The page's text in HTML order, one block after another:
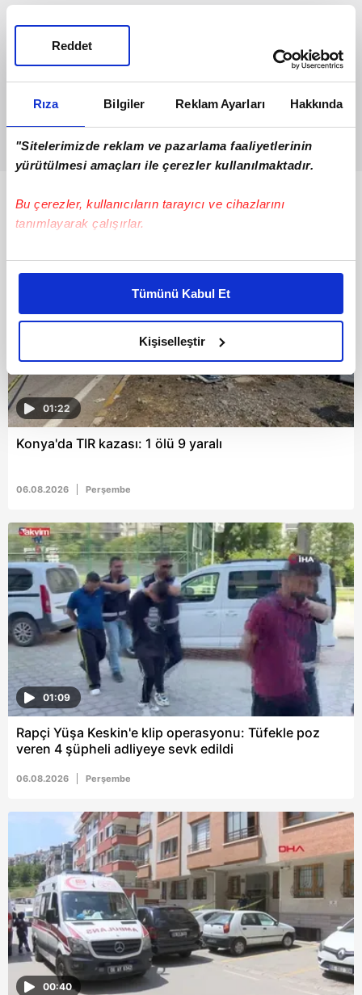
Rıza Bilgiler Reklam Ayarları Hakkında
"Sitelerimizde reklam ve pazarlama faaliyetlerinin
yürütülmesi amaçları ile çerezler kullanılmaktadır.
Bu çerezler, kullanıcıların tarayıcı ve cihazlarını
tanımlayarak çalışırlar.
Bu çerezlere izin vermeniz halinde sizlere özel
daha iyi reklam deneyimi yaşatabiliriz. Bunu yaparken
amacımızın size daha iyi bir reklam deneyimi sunmak
olduğunu ve sizlere en iyi içerikleri sunabilmek adına
elimizden gelen çabayı gösterdiğimizi ve bu noktada,
reklamların maliyetlerimizi karşılamak noktasında tek gelir
kalemimiz olduğunu sizlere hatırlatmak isteriz.
Her halükârda, kullanıcılar, bu çerezlere izin vermedikleri
takdirde, kullanıcılara hedefli reklamlar
Sitemizde kendimize ve üçüncü kişilere ait çerezler
kullanılmaktadır. Bu çerezler vasıtasıyla çeşitli kişisel
verileriniz işlenmekte olup gerekli olan çerezler bilgi
toplumu hizmetlerinin sunulması amacıyla
kullanılmaktadır. Diğer çerezler, sitemizin daha işlevsel
kılınması ve kişiselleştirilmesi ve sizlere yönelik
reklam/pazarlama faaliyetlerinin yapılması, amaçlarıyla
sınırlı olarak açık rızanız dahilinde kullanılacaktır.
Çerezlere ilişkin tercihlerinizi aşağıda yer alan panel
vasıtasıyla belirleyebilirsiniz. Çerezlere ilişkin detaylı bilgi
için Ayarlar butonuna tıklayabilir,Çerez Bilgilendirme
hazırlanmış Aydınlatma Metnimizi okumak ve sitemizde
ilgili mevzuata uygun olarak kullanılan çerezlerle ilgili bilgi
almak için lütfentıklayınız.
Tümünü Kabul Et
Kişiselleştir
Reddet
Bunlar da Var
01:22
Konya'da TIR kazası: 1 ölü 9 yaralı
06.08.2026 Perşembe
01:09
Rapçi Yüşa Keskin'e klip operasyonu: Tüfekle poz
veren 4 şüpheli adliyeye sevk edildi
06.08.2026 Perşembe
00:40